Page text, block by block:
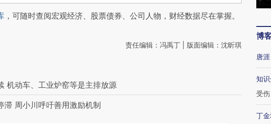
，可随时查阅宏观经济、股票债券、公司人物，财经数据尽在掌握。
责任编辑：冯禹丁 | 版面编辑：沈昕琪
机动车、工业炉窑等是主排放源
滞 周小川呼吁善用激励机制
博
唐涯
知
受伤
丁